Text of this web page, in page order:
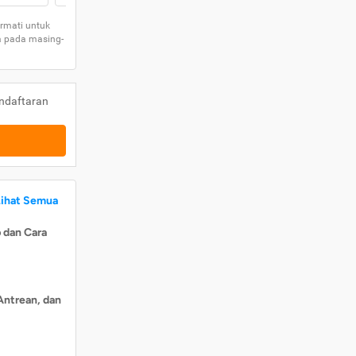
untuk
pada masing-
Semua
Cara
dan